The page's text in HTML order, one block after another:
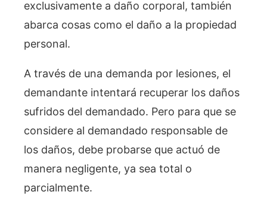
exclusivamente a daño corporal, también
abarca cosas como el daño a la propiedad
personal.
A través de una demanda por lesiones, el
demandante intentará recuperar los daños
sufridos del demandado. Pero para que se
considere al demandado responsable de
los daños, debe probarse que actuó de
manera negligente, ya sea total o
parcialmente.